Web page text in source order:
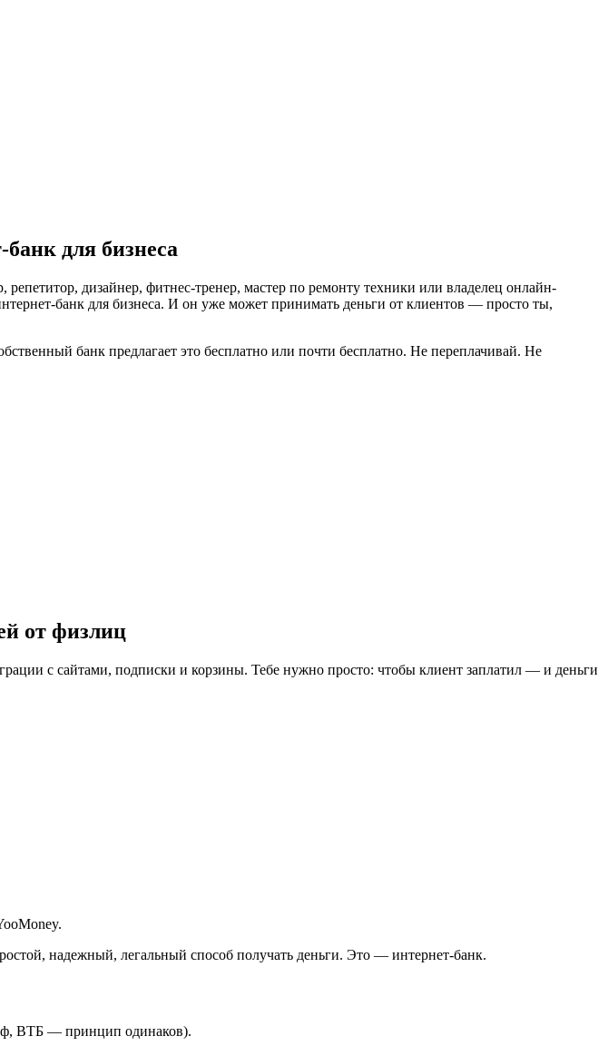
для бизнеса
дизайнер, фитнес-тренер, мастер по ремонту техники или владелец онлайн-
банк для бизнеса. И он уже может принимать деньги от клиентов — просто ты,
банк предлагает это бесплатно или почти бесплатно. Не переплачивай. Не
от физлиц
с сайтами, подписки и корзины. Тебе нужно просто: чтобы клиент заплатил — и деньги
надежный, легальный способ получать деньги. Это — интернет-банк.
ВТБ — принцип одинаков).